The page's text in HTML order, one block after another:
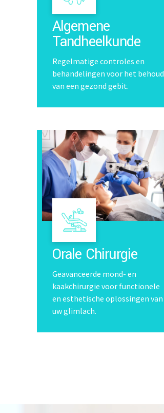
Algemene
Tandheelkunde
Regelmatige controles en
behandelingen voor het behoud
van een gezond gebit.
Orale Chirurgie
Geavanceerde mond- en
kaakchirurgie voor functionele
en esthetische oplossingen van
uw glimlach.